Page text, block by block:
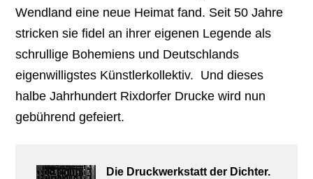
Wendland eine neue Heimat fand. Seit 50 Jahre
stricken sie fidel an ihrer eigenen Legende als
schrullige Bohemiens und Deutschlands
eigenwilligstes Künstlerkollektiv. Und dieses
halbe Jahrhundert Rixdorfer Drucke wird nun
gebührend gefeiert.
Die Druckwerkstatt der Dichter.